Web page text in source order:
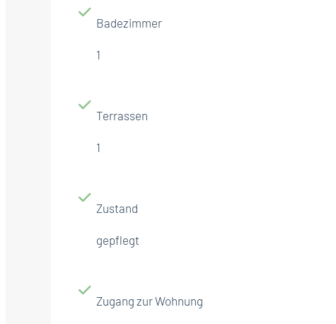
Badezimmer
1
Terrassen
1
Zustand
gepflegt
Zugang zur Wohnung